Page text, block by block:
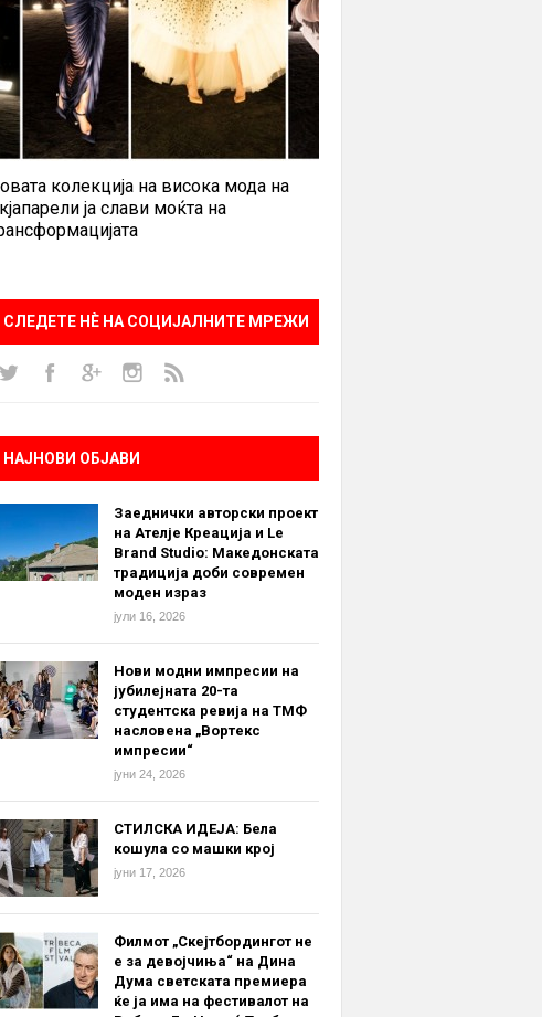
колекција на висока мода на
ја слави моќта на
СЛЕДЕТЕ НÈ НА СОЦИЈАЛНИТЕ МРЕЖИ
НАЈНОВИ ОБЈАВИ
Заеднички авторски проект
на Ателје Креација и Le
Brand Studio: Македонската
традиција доби современ
моден израз
јули 16, 2026
Нови модни импресии на
јубилејната 20-та
студентска ревија на ТМФ
насловена „Вортекс
импресии“
јуни 24, 2026
СТИЛСКА ИДЕЈА: Бела
кошула со машки крој
јуни 17, 2026
Филмот „Скејтбордингот не
е за девојчиња“ на Дина
Дума светската премиера
ќе ја има на фестивалот на